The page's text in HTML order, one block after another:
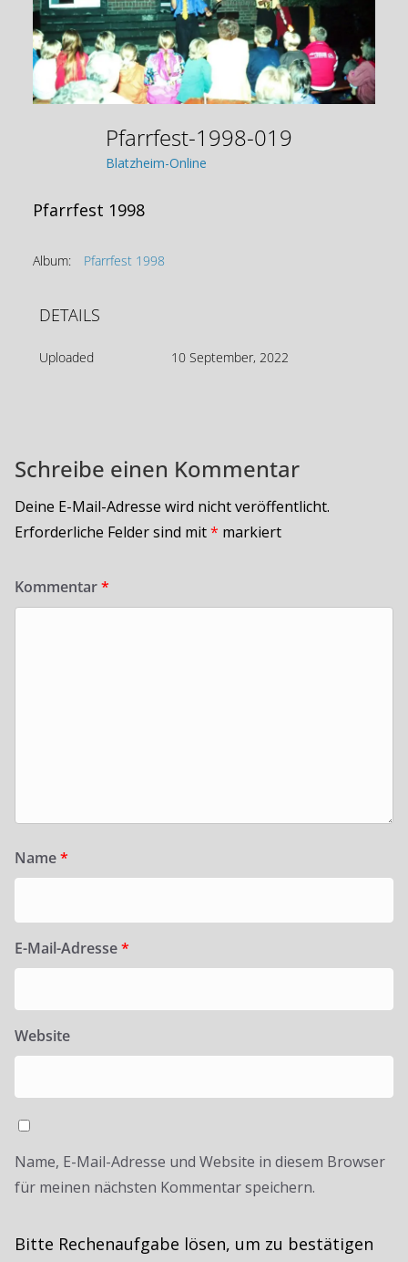
Pfarrfest-1998-019
Blatzheim-Online
Pfarrfest 1998
Album: Pfarrfest 1998
DETAILS
Uploaded 10 September, 2022
Schreibe einen Kommentar
Deine E-Mail-Adresse wird nicht veröffentlicht.
Erforderliche Felder sind mit* markiert
Kommentar*
Name*
E-Mail-Adresse*
Website
Name, E-Mail-Adresse und Website in diesem Browser
für meinen nächsten Kommentar speichern.
Bitte Rechenaufgabe lösen, um zu bestätigen